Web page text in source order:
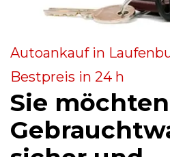
Autoankauf in
Bestpreis in 24 h
Sie